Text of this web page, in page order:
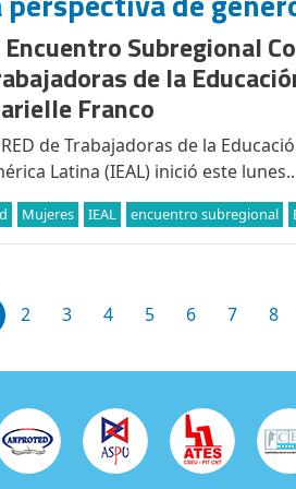
Encuentro Subregional
de la
Franco
de Trabajadoras de la
Latina (IEAL) inició este
Mujeres IEAL encuentro subregional
Page
2 Page
3 Page
4 Page
5 Page
6 Page
7 Page
8